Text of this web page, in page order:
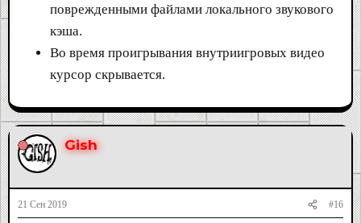
поврежденными файлами локального звукового
кэша.
Во время проигрывания внутриигровых видео
курсор скрывается.
Gish
21 Сен 2019 #16